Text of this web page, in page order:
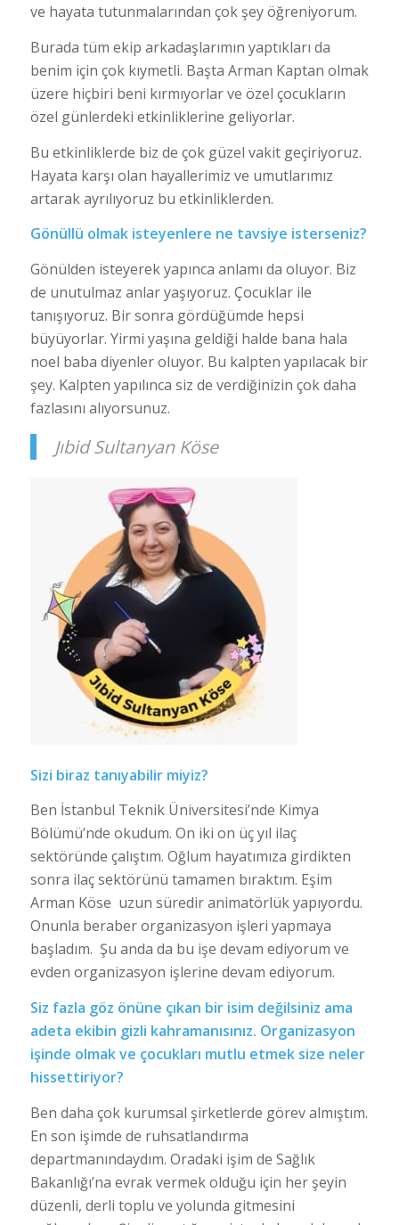
ve hayata tutunmalarından çok şey öğreniyorum.
Burada tüm ekip arkadaşlarımın yaptıkları da
benim için çok kıymetli. Başta Arman Kaptan olmak
üzere hiçbiri beni kırmıyorlar ve özel çocukların
özel günlerdeki etkinliklerine geliyorlar.
Bu etkinliklerde biz de çok güzel vakit geçiriyoruz.
Hayata karşı olan hayallerimiz ve umutlarımız
artarak ayrılıyoruz bu etkinliklerden.
Gönüllü olmak isteyenlere ne tavsiye isterseniz?
Gönülden isteyerek yapınca anlamı da oluyor. Biz
de unutulmaz anlar yaşıyoruz. Çocuklar ile
tanışıyoruz. Bir sonra gördüğümde hepsi
büyüyorlar. Yirmi yaşına geldiği halde bana hala
noel baba diyenler oluyor. Bu kalpten yapılacak bir
şey. Kalpten yapılınca siz de verdiğinizin çok daha
fazlasını alıyorsunuz.
Jıbid Sultanyan Köse
Sizi biraz tanıyabilir miyiz?
Ben İstanbul Teknik Üniversitesi’nde Kimya
Bölümü’nde okudum. On iki on üç yıl ilaç
sektöründe çalıştım. Oğlum hayatımıza girdikten
sonra ilaç sektörünü tamamen bıraktım. Eşim
Arman Köse uzun süredir animatörlük yapıyordu.
Onunla beraber organizasyon işleri yapmaya
başladım. Şu anda da bu işe devam ediyorum ve
evden organizasyon işlerine devam ediyorum.
Siz fazla göz önüne çıkan bir isim değilsiniz ama
adeta ekibin gizli kahramanısınız. Organizasyon
işinde olmak ve çocukları mutlu etmek size neler
hissettiriyor?
Ben daha çok kurumsal şirketlerde görev almıştım.
En son işimde de ruhsatlandırma
departmanındaydım. Oradaki işim de Sağlık
Bakanlığı’na evrak vermek olduğu için her şeyin
düzenli, derli toplu ve yolunda gitmesini